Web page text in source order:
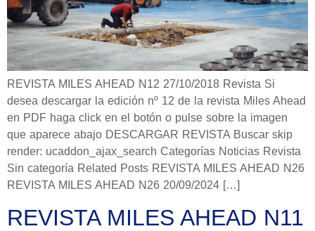
REVISTA MILES AHEAD N12 27/10/2018 Revista Si
desea descargar la edición nº 12 de la revista Miles Ahead
en PDF haga click en el botón o pulse sobre la imagen
que aparece abajo DESCARGAR REVISTA Buscar skip
render: ucaddon_ajax_search Categorías Noticias Revista
Sin categoría Related Posts REVISTA MILES AHEAD N26
REVISTA MILES AHEAD N26 20/09/2024 […]
REVISTA MILES AHEAD N11